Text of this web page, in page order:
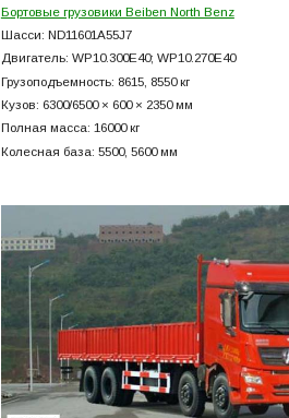
Бортовые грузовики Beiben North Benz
Шасси: ND11601A55J7
Двигатель: WP10.300E40; WP10.270E40
Грузоподъемность: 8615, 8550 кг
Кузов: 6300/6500 × 600 × 2350 мм
Полная масса: 16000 кг
Колесная база: 5500, 5600 мм